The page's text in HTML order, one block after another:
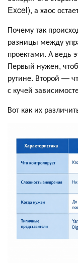
Excel), а хаос
Почему так
разницы между
проектами. А ведь
Первый нужен,
рутине. Второй —
с кучей
Вот как их